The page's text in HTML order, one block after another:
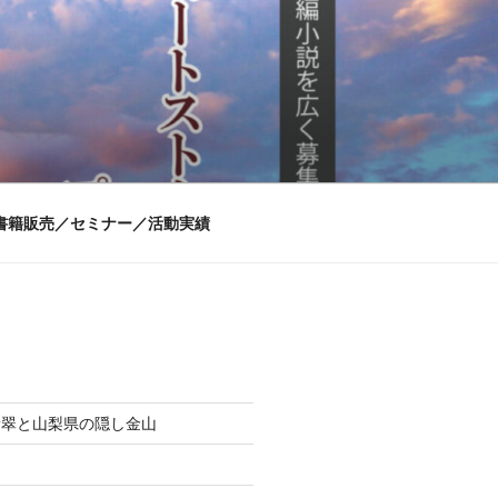
籍販売／セミナー／活動実績
と山梨県の隠し金山